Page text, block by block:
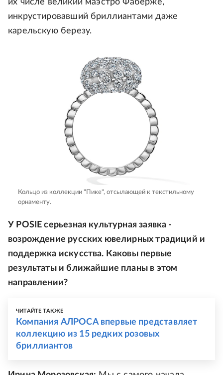
их числе великий маэстро Фаберже,
инкрустировавший бриллиантами даже
карельскую березу.
Кольцо из коллекции "Пике", отсылающей к текстильному
орнаменту.
У POSIE серьезная культурная заявка -
возрождение русских ювелирных традиций и
поддержка искусства. Каковы первые
результаты и ближайшие планы в этом
направлении?
ЧИТАЙТЕ ТАКЖЕ
Компания АЛРОСА впервые представляет
коллекцию из 15 редких розовых
бриллиантов